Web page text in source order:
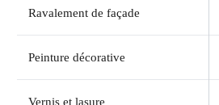
Ravalement de façade
Peinture décorative
Vernis et lasure